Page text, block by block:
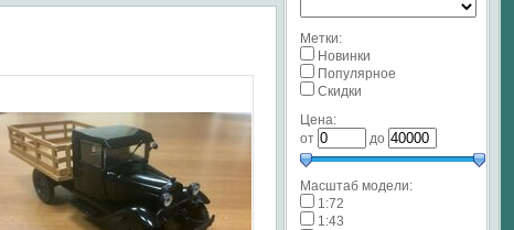
Метки:
Новинки
Популярное
Скидки
Цена:
от
до
Масштаб модели:
1:72
1:43